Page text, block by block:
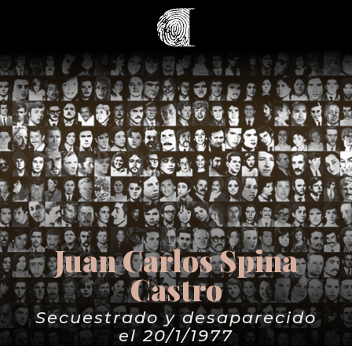
Juan Carlos Spina
Castro
Secuestrado y desaparecido
el 20/1/1977